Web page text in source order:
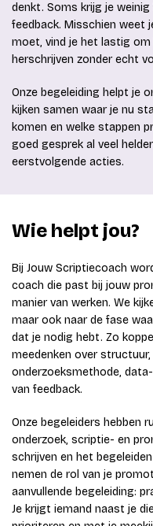
denkt. Soms krijg je
feedback. Misschien weet
moet, vind je het lastig
herschrijven zonder echt
Onze begeleiding helpt je
kijken samen waar je nu
komen en welke stappen
goed gesprek al veel
eerstvolgende acties.
Wie helpt jou?
Bij Jouw Scriptiecoach
coach die past bij jouw
manier van werken. We
maar ook naar de fase
dat je nodig hebt. Zo
meedenken over
onderzoeksmethode,
van feedback.
Onze begeleiders hebben
onderzoek, scriptie- en
schrijven en het
nemen de rol van je
aanvullende begeleiding:
Je krijgt iemand naast je